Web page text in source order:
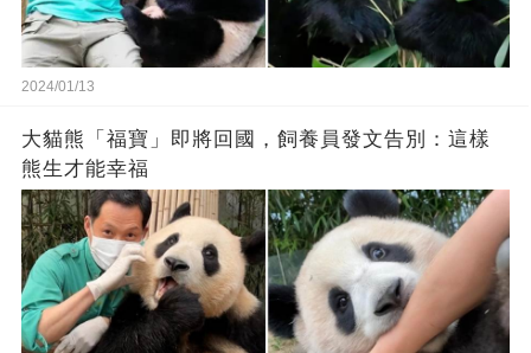
2024/01/13
大貓熊「福寶」即將回國，飼養員發文告別：這樣
熊生才能幸福